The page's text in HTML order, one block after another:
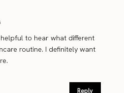
to hear what different
routine. I definitely want
Reply